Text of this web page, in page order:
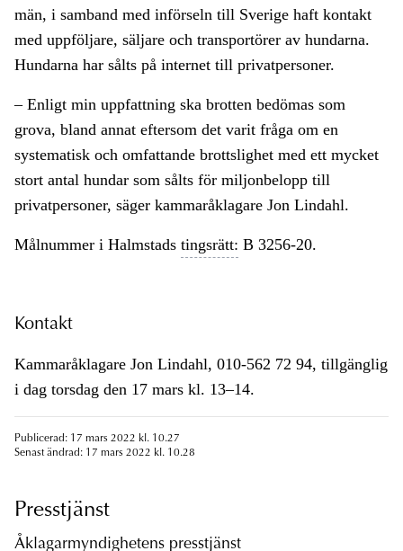
män, i samband med införseln till Sverige haft kontakt
med uppföljare, säljare och transportörer av hundarna.
Hundarna har sålts på internet till privatpersoner.
– Enligt min uppfattning ska brotten bedömas som
grova, bland annat eftersom det varit fråga om en
systematisk och omfattande brottslighet med ett mycket
stort antal hundar som sålts för miljonbelopp till
privatpersoner, säger kammaråklagare Jon Lindahl.
Målnummer i Halmstads tingsrätt: B 3256-20.
Kontakt
Kammaråklagare Jon Lindahl, 010-562 72 94, tillgänglig
i dag torsdag den 17 mars kl. 13–14.
Publicerad: 17 mars 2022 kl. 10.27
Senast ändrad: 17 mars 2022 kl. 10.28
Presstjänst
Åklagarmyndighetens presstjänst